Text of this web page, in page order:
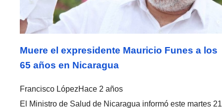
Muere el expresidente Mauricio Funes a los
65 años en Nicaragua
Francisco LópezHace 2 años
El Ministro de Salud de Nicaragua informó este martes 21